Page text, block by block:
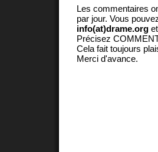
Les commentaires
par jour. Vous
info(at)drame.org
Précisez
Cela fait toujours
Merci d'avance.